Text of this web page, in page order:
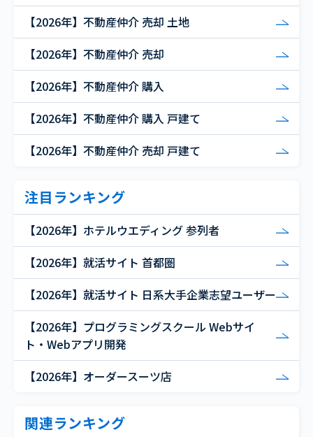
【2026年】不動産仲介 売却 土地
【2026年】不動産仲介 売却
【2026年】不動産仲介 購入
【2026年】不動産仲介 購入 戸建て
【2026年】不動産仲介 売却 戸建て
注目ランキング
【2026年】ホテルウエディング 参列者
【2026年】就活サイト 首都圏
【2026年】就活サイト 日系大手企業志望ユーザー
【2026年】プログラミングスクール Webサイ
ト・Webアプリ開発
【2026年】オーダースーツ店
関連ランキング